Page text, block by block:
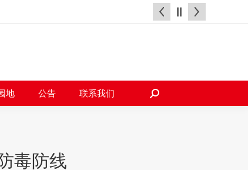
地 公告 联系我们
搜
毒防线
社工园地 公告 联系我们
搜